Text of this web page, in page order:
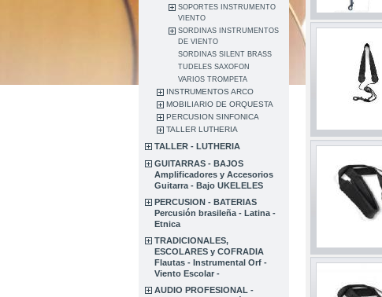
SOPORTES INSTRUMENTO
VIENTO
SORDINAS INSTRUMENTOS
DE VIENTO
SORDINAS SILENT BRASS
TUDELES SAXOFON
VARIOS TROMPETA
INSTRUMENTOS ARCO
MOBILIARIO DE ORQUESTA
PERCUSION SINFONICA
TALLER LUTHERIA
TALLER - LUTHERIA
GUITARRAS - BAJOS
Amplificadores y Accesorios
Guitarra - Bajo UKELELES
PERCUSION - BATERIAS
Percusión brasileña - Latina -
Etnica
TRADICIONALES,
ESCOLARES y COFRADIA
Flautas - Instrumental Orf -
Viento Escolar -
AUDIO PROFESIONAL -